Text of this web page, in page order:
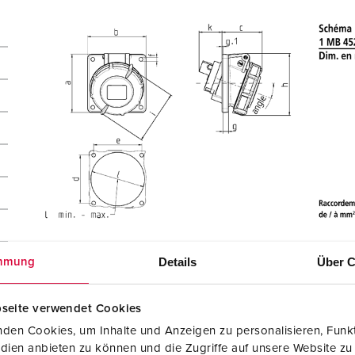
Details Über
verwendet Cookies
Cookies, um Inhalte und Anzeigen zu personalisieren,
anbieten zu können und die Zugriffe auf unsere Website zu